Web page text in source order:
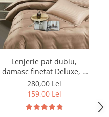
Lenjerie pat dublu,
damasc finetat Deluxe, 6
piese, cearceaf pat cu
elastic, Maro
280,00 Lei
159,00 Lei